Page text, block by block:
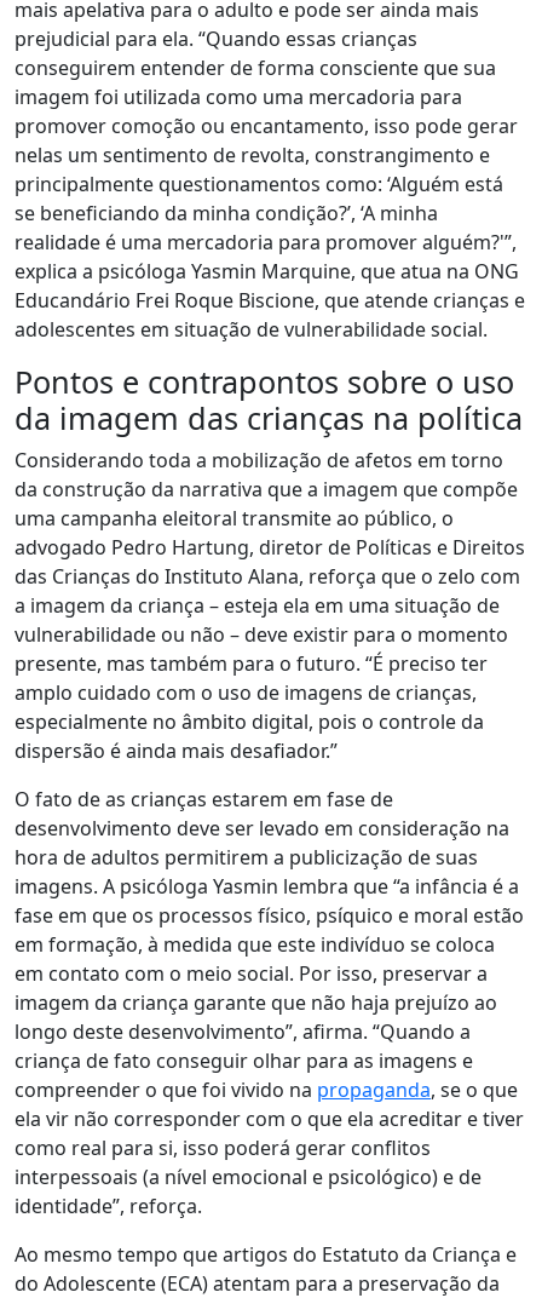
mais apelativa para o adulto e pode ser ainda mais
prejudicial para ela. “Quando essas crianças
conseguirem entender de forma consciente que sua
imagem foi utilizada como uma mercadoria para
promover comoção ou encantamento, isso pode gerar
nelas um sentimento de revolta, constrangimento e
principalmente questionamentos como: ‘Alguém está
se beneficiando da minha condição?’, ‘A minha
realidade é uma mercadoria para promover alguém?'”,
explica a psicóloga Yasmin Marquine, que atua na ONG
Educandário Frei Roque Biscione, que atende crianças e
adolescentes em situação de vulnerabilidade social.
Pontos e contrapontos sobre o uso
da imagem das crianças na política
Considerando toda a mobilização de afetos em torno
da construção da narrativa que a imagem que compõe
uma campanha eleitoral transmite ao público, o
advogado Pedro Hartung, diretor de Políticas e Direitos
das Crianças do Instituto Alana, reforça que o zelo com
a imagem da criança – esteja ela em uma situação de
vulnerabilidade ou não – deve existir para o momento
presente, mas também para o futuro. “É preciso ter
amplo cuidado com o uso de imagens de crianças,
especialmente no âmbito digital, pois o controle da
dispersão é ainda mais desafiador.”
O fato de as crianças estarem em fase de
desenvolvimento deve ser levado em consideração na
hora de adultos permitirem a publicização de suas
imagens. A psicóloga Yasmin lembra que “a infância é a
fase em que os processos físico, psíquico e moral estão
em formação, à medida que este indivíduo se coloca
em contato com o meio social. Por isso, preservar a
imagem da criança garante que não haja prejuízo ao
longo deste desenvolvimento”, afirma. “Quando a
criança de fato conseguir olhar para as imagens e
compreender o que foi vivido na propaganda, se o que
ela vir não corresponder com o que ela acreditar e tiver
como real para si, isso poderá gerar conflitos
interpessoais (a nível emocional e psicológico) e de
identidade”, reforça.
Ao mesmo tempo que artigos do Estatuto da Criança e
do Adolescente (ECA) atentam para a preservação da